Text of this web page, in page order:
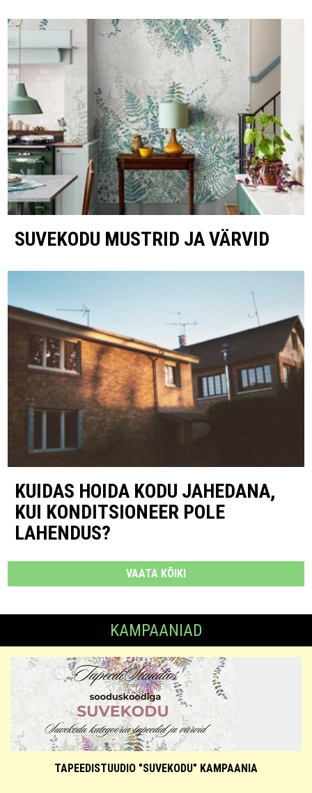
SUVEKODU MUSTRID JA VÄRVID
KUIDAS HOIDA KODU JAHEDANA,
KUI KONDITSIONEER POLE
LAHENDUS?
VAATA KÕIKI
KAMPAANIAD
TAPEEDISTUUDIO "SUVEKODU" KAMPAANIA